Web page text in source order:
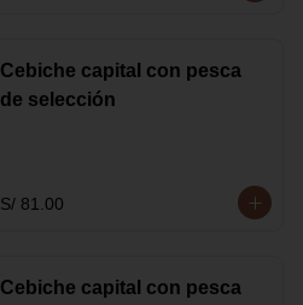
Cebiche capital con pesca
de selección
S/ 81.00
Cebiche capital con pesca